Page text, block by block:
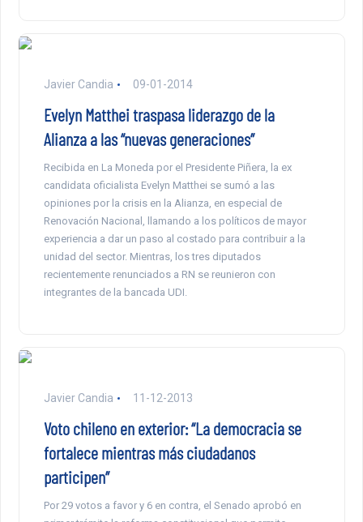
Javier Candia 09-01-2014
Evelyn Matthei traspasa liderazgo de la
Alianza a las “nuevas generaciones”
Recibida en La Moneda por el Presidente Piñera, la ex
candidata oficialista Evelyn Matthei se sumó a las
opiniones por la crisis en la Alianza, en especial de
Renovación Nacional, llamando a los políticos de mayor
experiencia a dar un paso al costado para contribuir a la
unidad del sector. Mientras, los tres diputados
recientemente renunciados a RN se reunieron con
integrantes de la bancada UDI.
Javier Candia 11-12-2013
Voto chileno en exterior: “La democracia se
fortalece mientras más ciudadanos
participen”
Por 29 votos a favor y 6 en contra, el Senado aprobó en